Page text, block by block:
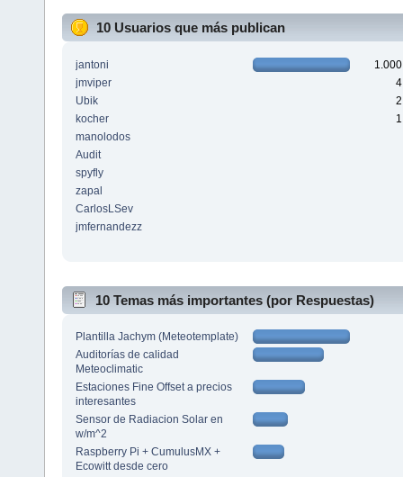
10 Usuarios que más publican
jantoni
jmviper
Ubik
kocher
manolodos
Audit
spyfly
zapal
CarlosLSev
jmfernandezz
10 Temas más importantes (por Respuestas)
Plantilla Jachym (Meteotemplate)
Auditorías de calidad
Meteoclimatic
Estaciones Fine Offset a precios
interesantes
Sensor de Radiacion Solar en
w/m^2
Raspberry Pi + CumulusMX +
Ecowitt desde cero